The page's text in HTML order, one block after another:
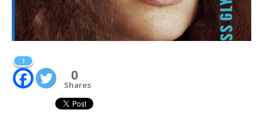
1
0
Shares